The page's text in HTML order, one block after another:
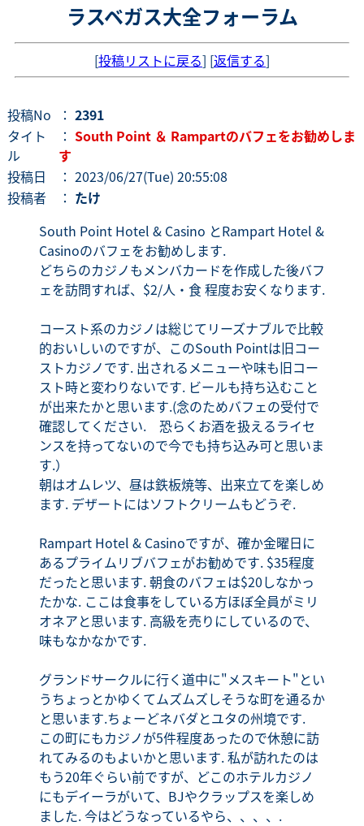
ラスベガス大全フォーラム
[投稿リストに戻る] [返信する]
投稿No ： 2391
タイト
ル
： South Point ＆ Rampartのバフェをお勧めしま
す
投稿日
： 2023/06/27(Tue) 20:55:08
投稿者
： たけ
South Point Hotel & Casino とRampart Hotel &
Casinoのバフェをお勧めします.
どちらのカジノもメンバカードを作成した後バフ
ェを訪問すれば、$2/人・食 程度お安くなります.
コースト系のカジノは総じてリーズナブルで比較
的おいしいのですが、このSouth Pointは旧コー
ストカジノです. 出されるメニューや味も旧コー
スト時と変わりないです. ビールも持ち込むこと
が出来たかと思います.(念のためバフェの受付で
確認してください. 恐らくお酒を扱えるライセ
ンスを持ってないので今でも持ち込み可と思いま
す.）
朝はオムレツ、昼は鉄板焼等、出来立てを楽しめ
ます. デザートにはソフトクリームもどうぞ.
Rampart Hotel & Casinoですが、確か金曜日に
あるプライムリブバフェがお勧めです. $35程度
だったと思います. 朝食のバフェは$20しなかっ
たかな. ここは食事をしている方ほぼ全員がミリ
オネアと思います. 高級を売りにしているので、
味もなかなかです.
グランドサークルに行く道中に"メスキート"とい
うちょっとかゆくてムズムズしそうな町を通るか
と思います.ちょーどネバダとユタの州境です.
この町にもカジノが5件程度あったので休憩に訪
れてみるのもよいかと思います. 私が訪れたのは
もう20年ぐらい前ですが、どこのホテルカジノ
にもデイーラがいて、BJやクラップスを楽しめ
ました. 今はどうなっているやら、、、、.